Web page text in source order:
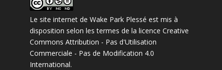
Le site internetde Wake Park Plessé est mis à
disposition selon les termes de la licence Creative
Commons Attribution - Pas d'Utilisation
Commerciale - Pas de Modification 4.0
International.